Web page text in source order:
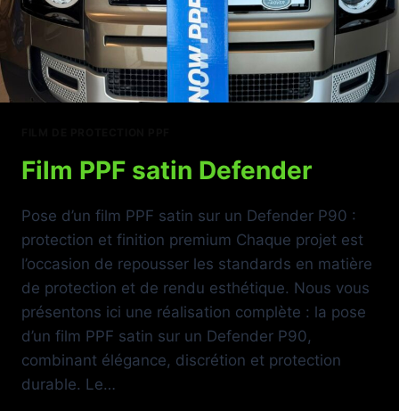
Film PPF satin Defender
Pose d’un film PPF satin sur un Defender P90 :
protection et finition premium Chaque projet est
l’occasion de repousser les standards en matière
de protection et de rendu esthétique. Nous vous
présentons ici une réalisation complète : la pose
d’un film PPF satin sur un Defender P90,
combinant élégance, discrétion et protection
durable. Le…